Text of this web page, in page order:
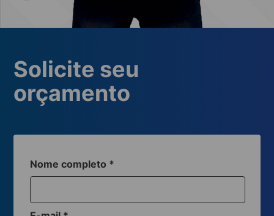
Solicite seu
orçamento
Nome completo *